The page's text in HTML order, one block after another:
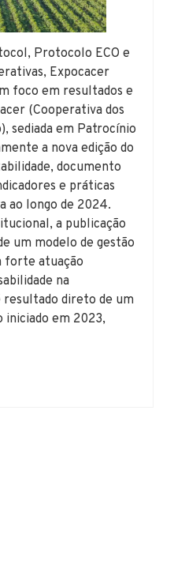
Protocolo ECO e
Expocacer
foco em resultados e
(Cooperativa dos
sediada em Patrocínio
a nova edição do
documento
e práticas
ao longo de 2024.
a publicação
um modelo de gestão
forte atuação
na
resultado direto de um
iniciado em 2023,